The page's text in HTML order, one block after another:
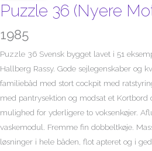
Puzzle 36 (Nyere
1985
Puzzle 36 Svensk bygget lavet i 51
Hallberg Rassy. Gode sejlegenskaber og
familiebåd med stort cockpit med
med pantrysektion og modsat et Kortbord
mulighed for yderligere to voksenkøjer.
vaskemodul. Fremme fin dobbeltkøje.
løsninger i hele båden, flot apteret og i